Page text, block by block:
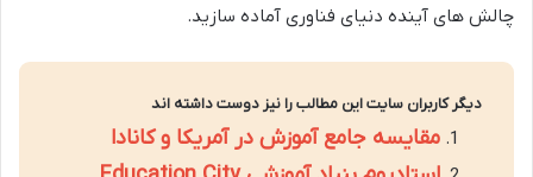
چالش های آینده دنیای فناوری آماده سازید.
دیگر کاربران سایت این مطالب را نیز دوست داشته اند
مقایسه جامع آموزش در آمریکا و کانادا